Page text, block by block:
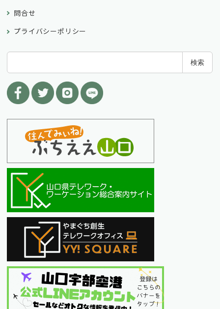
問合せ
プライバシーポリシー
索
検索